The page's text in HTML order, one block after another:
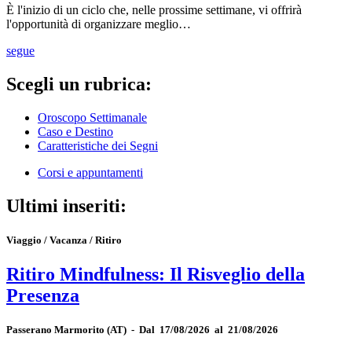
È l'inizio di un ciclo che, nelle prossime settimane, vi offrirà
l'opportunità di organizzare meglio…
segue
Scegli un rubrica:
Oroscopo Settimanale
Caso e Destino
Caratteristiche dei Segni
Corsi e appuntamenti
Ultimi inseriti:
Viaggio / Vacanza / Ritiro
Ritiro Mindfulness: Il Risveglio della
Presenza
Passerano Marmorito (AT) - Dal 17/08/2026 al 21/08/2026